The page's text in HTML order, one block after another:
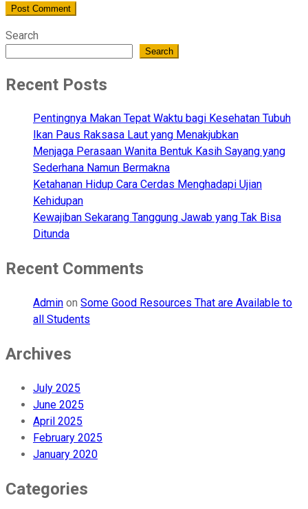
Search
Search
Recent Posts
Pentingnya Makan Tepat Waktu bagi Kesehatan Tubuh
Ikan Paus Raksasa Laut yang Menakjubkan
Menjaga Perasaan Wanita Bentuk Kasih Sayang yang
Sederhana Namun Bermakna
Ketahanan Hidup Cara Cerdas Menghadapi Ujian
Kehidupan
Kewajiban Sekarang Tanggung Jawab yang Tak Bisa
Ditunda
Recent Comments
Admin on Some Good Resources That are Available to
all Students
Archives
July 2025
June 2025
April 2025
February 2025
January 2020
Categories